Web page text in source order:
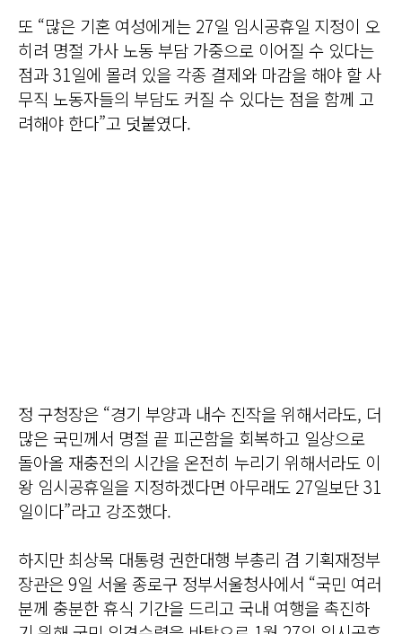
또 “많은 기혼 여성에게는 27일 임시공휴일 지정이 오
히려 명절 가사 노동 부담 가중으로 이어질 수 있다는
점과 31일에 몰려 있을 각종 결제와 마감을 해야 할 사
무직 노동자들의 부담도 커질 수 있다는 점을 함께 고
려해야 한다”고 덧붙였다.
정 구청장은 “경기 부양과 내수 진작을 위해서라도, 더
많은 국민께서 명절 끝 피곤함을 회복하고 일상으로
돌아올 재충전의 시간을 온전히 누리기 위해서라도 이
왕 임시공휴일을 지정하겠다면 아무래도 27일보단 31
일이다”라고 강조했다.
하지만 최상목 대통령 권한대행 부총리 겸 기획재정부
장관은 9일 서울 종로구 정부서울청사에서 “국민 여러
분께 충분한 휴식 기간을 드리고 국내 여행을 촉진하